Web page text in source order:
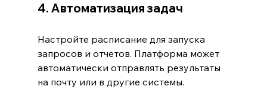
4. Автоматизация задач
Настройте расписание для запуска
запросов и отчетов. Платформа может
автоматически отправлять результаты
на почту или в другие системы.